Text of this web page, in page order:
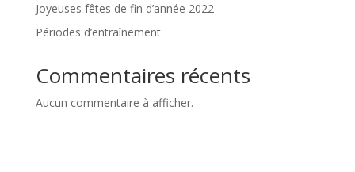
Joyeuses fêtes de fin d’année 2022
Périodes d’entraînement
Commentaires récents
Aucun commentaire à afficher.